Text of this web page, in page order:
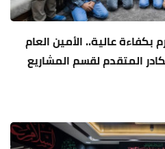
عالية.. الأمين العام
المتقدم لقسم المشاريع